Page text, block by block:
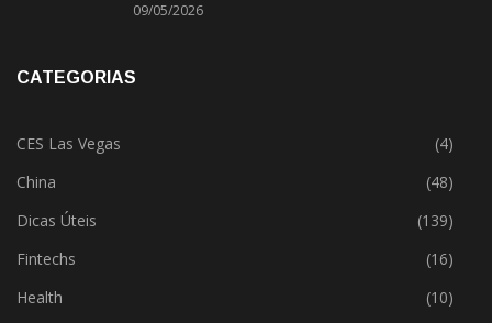
09/05/2026
CATEGORIAS
CES Las Vegas
(4)
China
(48)
Dicas Úteis
(139)
Fintechs
(16)
Health
(10)